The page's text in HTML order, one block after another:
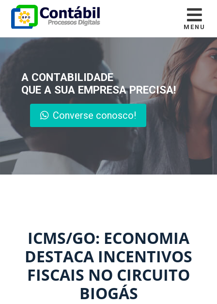
MENU
A CONTABILIDADE
QUE A SUA EMPRESA PRECISA!
Converse conosco!
ICMS/GO: ECONOMIA
DESTACA INCENTIVOS
FISCAIS NO CIRCUITO
BIOGÁS